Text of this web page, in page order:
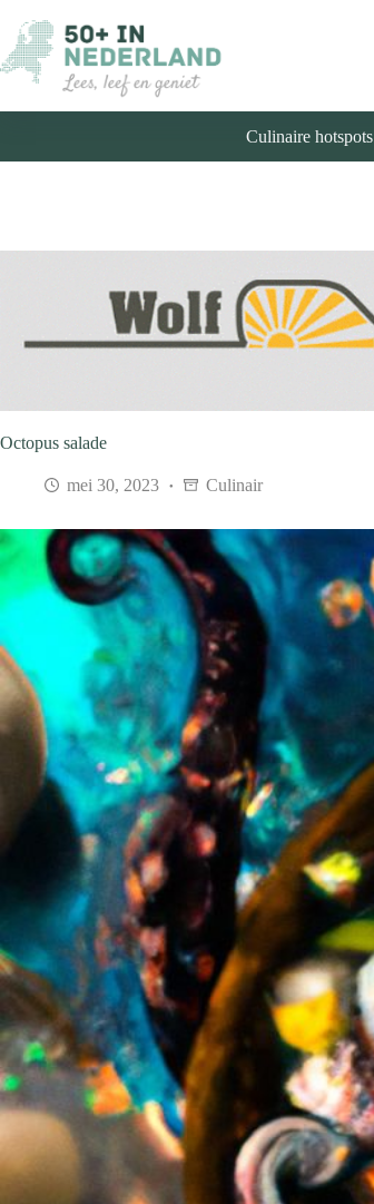
naar
de
inhoud
Culinaire hotspots
Octopus salade
mei 30, 2023 Culinair